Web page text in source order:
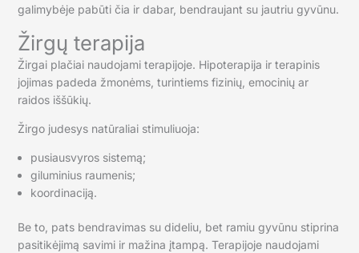
galimybėje pabūti čia ir dabar, bendraujant su jautriu gyvūnu.
Žirgų terapija
Žirgai plačiai naudojami terapijoje. Hipoterapija ir terapinis
jojimas padeda žmonėms, turintiems fizinių, emocinių ar
raidos iššūkių.
Žirgo judesys natūraliai stimuliuoja:
pusiausvyros sistemą;
giluminius raumenis;
koordinaciją.
Be to, pats bendravimas su dideliu, bet ramiu gyvūnu stiprina
pasitikėjimą savimi ir mažina įtampą. Terapijoje naudojami